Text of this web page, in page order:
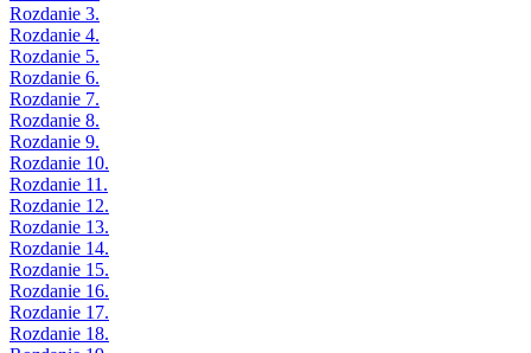
Rozdanie 3.
Rozdanie 4.
Rozdanie 5.
Rozdanie 6.
Rozdanie 7.
Rozdanie 8.
Rozdanie 9.
Rozdanie 10.
Rozdanie 11.
Rozdanie 12.
Rozdanie 13.
Rozdanie 14.
Rozdanie 15.
Rozdanie 16.
Rozdanie 17.
Rozdanie 18.